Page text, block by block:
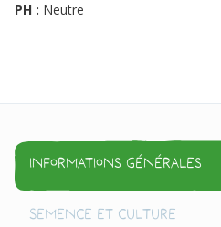
PH : Neutre
Informations générales
Semence et culture